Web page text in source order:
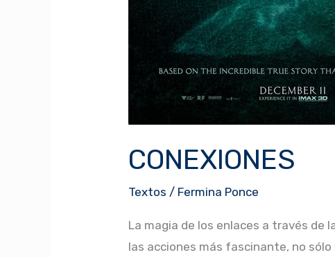
CONEXIONES
Textos / Fermina Ponce
La magia de los enlaces a través
las acciones más fascinante, no